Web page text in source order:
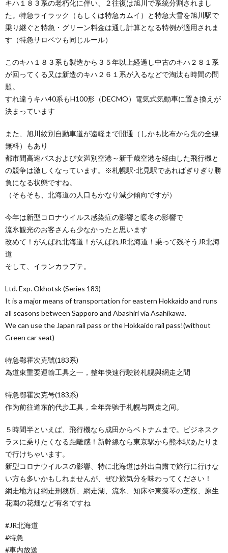
キハ１８３系の老朽化に伴い、２往復は旭川で系統分割されまし
た。特急ライラック（もしくは特急カムイ）と特急大雪を旭川駅で
乗り継ぐと特急・グリーン料金は通し計算となる特例が適用されま
す（特急サロベツも同じルール）
このキハ１８３系も製造から３５年以上経過し中古のキハ２８１系
が回ってくる又は新造のキハ２６１系が入るなどで淘汰も時間の問
題。
すれ違うキハ40系もH100形（DECMO）電気式気動車に置き換えが
決まっています
また、旭川紋別自動車道が遠軽まで開通（しかも比布から先の全線
無料）もあり
都市間高速バスおよび女満別空港～新千歳空港を経由した飛行機と
の競争は激しくなっています。※札幌駅-北見駅であればぎりぎり勝
負になる状態ですね。
（そもそも、北海道の人口もかなり減少傾向ですが）
今年は新型コロナウイルス感染症の影響と暖冬の影響で
流氷観光のお客さんも少なかったと思います
改めて！がんばれ北海道！がんばれJR北海道！乗って残そうJR北海
道
そして、イランカラプテ。
Ltd. Exp. Okhotsk (Series 183)
It is a major means of transportation for eastern Hokkaido and runs
all seasons between Sapporo and Abashiri via Asahikawa.
We can use the Japan rail pass or the Hokkaido rail pass!(without
Green car seat)
特急鄂霍次克號(183系)
為道東重要運輸工具之一，整年快速行駛於札幌與網走之間
特急鄂霍次克号(183系)
作为前往道东的代步工具，全年奔驰于札幌与网走之间。
５時間半といえば、飛行機なら成田からベトナムまで。ビジネスク
ラスに乗りたくなる距離感！新幹線なら東京駅から熊本駅あたりま
で行けちゃいます。
新型コロナウイルスの影響、特に北海道は外出自粛で旅行に行けな
い方も多いかもしれませんが、ぜひ旅気分を味わってください！
網走地方は網走刑務所、網走湖、流氷、知床や東藻琴の芝桜、原生
花園の花畑など有名ですね
#JR北海道
#特急
#車内放送